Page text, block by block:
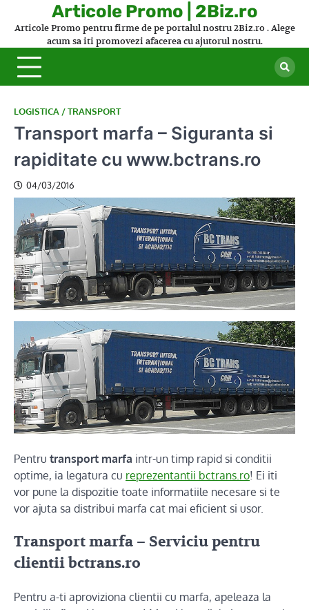
Articole Promo | 2Biz.ro
Articole Promo pentru firme de pe portalul nostru 2Biz.ro . Alege
acum sa iti promovezi afacerea cu ajutorul nostru.
LOGISTICA / TRANSPORT
Transport marfa – Siguranta si
rapiditate cu www.bctrans.ro
04/03/2016
Pentru transport marfa intr-un timp rapid si conditii
optime, ia legatura cu reprezentantii bctrans.ro! Ei iti
vor pune la dispozitie toate informatiile necesare si te
vor ajuta sa distribui marfa cat mai eficient si usor.
Transport marfa – Serviciu pentru
clientii bctrans.ro
Pentru a-ti aproviziona clientii cu marfa, apeleaza la